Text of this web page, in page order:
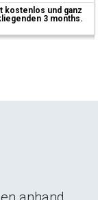
kostenlos und ganz
3 months.